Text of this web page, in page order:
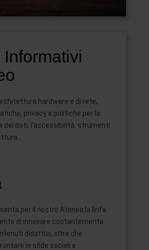
hardware e di rete,
privacy e politiche per la
dei dati, l’accessibilità, strumenti
per il nostro Ateneo la linfa
di innovare costantemente
didattici, oltre che
le sfide sociali e